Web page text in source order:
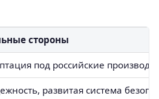
стороны
под российские
развитая система